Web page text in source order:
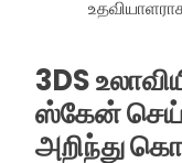
3DS
ஸ்கேன்
அறிந்து